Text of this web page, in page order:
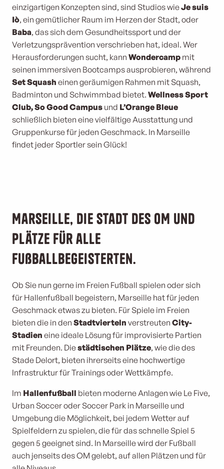
einzigartigen Konzepten sind, sind Studios wieJe suis
Iò, ein gemütlicher Raum im Herzen der Stadt, oder
Baba, das sich dem Gesundheitssport und der
Verletzungsprävention verschrieben hat, ideal. Wer
Herausforderungen sucht, kann Wondercamp mit
seinen immersiven Bootcamps ausprobieren, während
Set Squash einen geräumigen Rahmen mit Squash,
Badminton und Schwimmbad bietet. Wellness Sport
Club, So Good Campus und L’Orange Bleue
schließlich bieten eine vielfältige Ausstattung und
Gruppenkurse für jeden Geschmack. In Marseille
findet jeder Sportler sein Glück!
Marseille, die Stadt des OM und
Plätze für alle
Fußballbegeisterten.
Ob Sie nun gerne im Freien Fußball spielen oder sich
für Hallenfußball begeistern, Marseille hat für jeden
Geschmack etwas zu bieten. Für Spiele im Freien
bieten die in den Stadtvierteln verstreuten City-
Stadien eine ideale Lösung für improvisierte Partien
mit Freunden. Diestädtischen Plätze, wie die des
Stade Delort, bieten ihrerseits eine hochwertige
Infrastruktur für Trainings oder Wettkämpfe.
Im Hallenfußball bieten moderne Anlagen wie Le Five,
Urban Soccer oder Soccer Park in Marseille und
Umgebung die Möglichkeit, bei jedem Wetter auf
Spielfeldern zu spielen, die für das schnelle Spiel 5
gegen 5 geeignet sind. In Marseille wird der Fußball
auch jenseits des OM gelebt, auf allen Plätzen und für